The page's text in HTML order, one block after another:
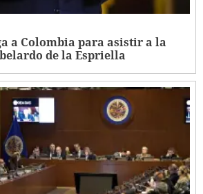
a Colombia para asistir a la
de la Espriella